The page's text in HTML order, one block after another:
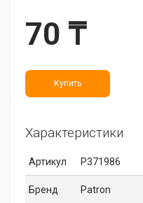
70 ₸
Купить
Характеристики
Артикул P371986
Бренд Patron